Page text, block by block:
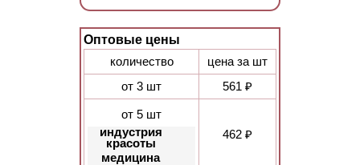
Оптовые цены
количество
цена за шт
от 3 шт
561 ₽
от 5 шт
индустрия
красоты
медицина
462 ₽